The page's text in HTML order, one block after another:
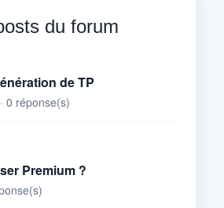
du forum
de TP
0 réponse(s)
Premium ?